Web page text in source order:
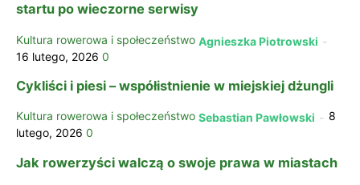
startu po wieczorne serwisy
Kultura rowerowa i społeczeństwo Agnieszka Piotrowski -
16 lutego, 2026 0
Cykliści i piesi – współistnienie w miejskiej dżungli
Kultura rowerowa i społeczeństwo Sebastian Pawłowski - 8
lutego, 2026 0
Jak rowerzyści walczą o swoje prawa w miastach